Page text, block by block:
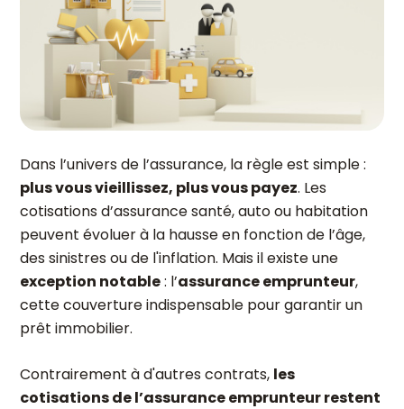
Dans l’univers de l’assurance, la règle est simple :
plus vous vieillissez, plus vous payez. Les
cotisations d’assurance santé, auto ou habitation
peuvent évoluer à la hausse en fonction de l’âge,
des sinistres ou de l'inflation. Mais il existe une
exception notable: l’assurance emprunteur,
cette couverture indispensable pour garantir un
prêt immobilier.
Contrairement à d'autres contrats, les
cotisations de l’assurance emprunteur restent